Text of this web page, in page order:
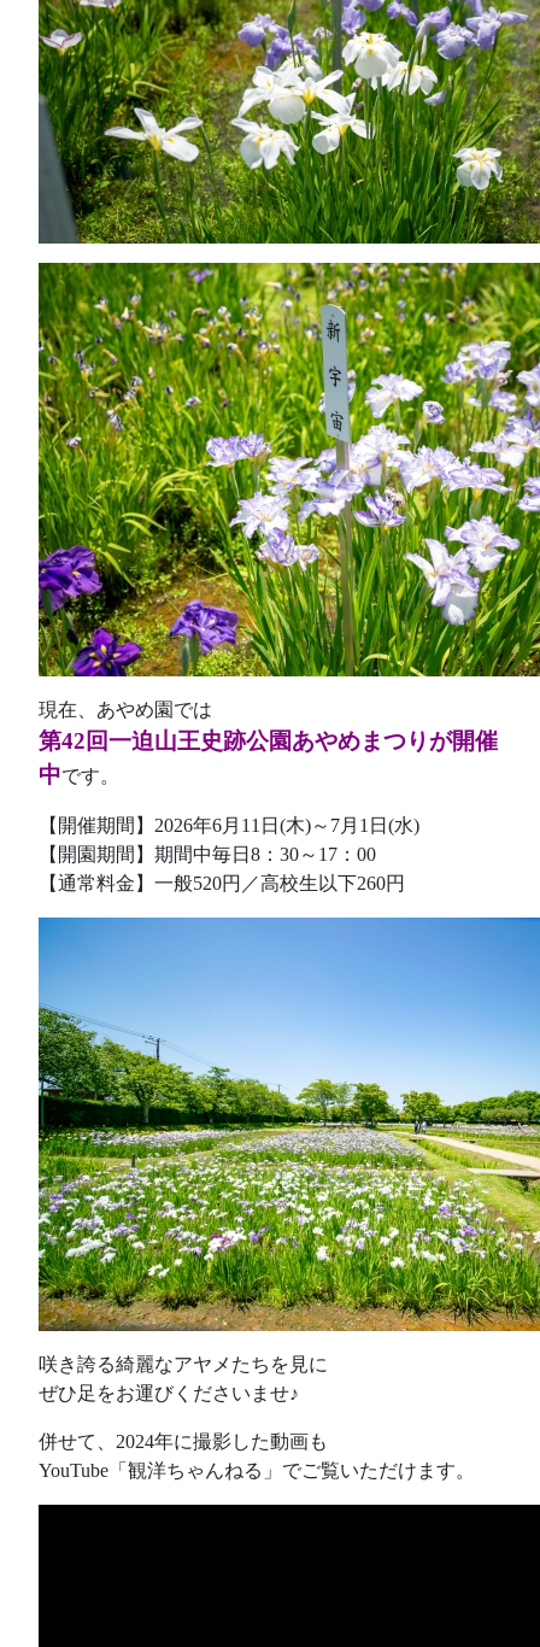
現在、あやめ園では
第42回一迫山王史跡公園あやめまつりが開催
中です。
【開催期間】2026年6月11日(木)～7月1日(水)
【開園期間】期間中毎日8：30～17：00
【通常料金】一般520円／高校生以下260円
咲き誇る綺麗なアヤメたちを見に
ぜひ足をお運びくださいませ♪
併せて、2024年に撮影した動画も
YouTube「観洋ちゃんねる」でご覧いただけます。